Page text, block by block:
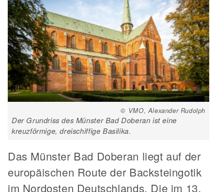
© VMO, Alexander Rudolph
Der Grundriss des Münster Bad Doberan ist eine
kreuzförmige, dreischiffige Basilika.
Das Münster Bad Doberan liegt auf der
europäischen Route der Backsteingotik
im Nordosten Deutschlands. Die im 13.